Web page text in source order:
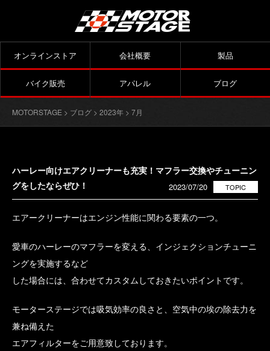
オンラインストア 会社概要 製品
バイク販売 アパレル ブログ
MOTORSTAGE > ブログ > 2023年 > 7月
ハーレー向けエアクリーナーも充実！マフラー交換やチューニン
グをしたならぜひ！
TOPIC
2023/07/20
エアークリーナーはエンジン性能に関わる要素の一つ。
愛車のハーレーのマフラーを変える、インジェクションチューニ
ングを実施するなど
した場合には、合わせてカスタムしておきたいポイントです。
モーターステージでは吸気効率の良さと、空気中の埃の除去力を
兼ね備えた
エアフィルターをご用意致しております。